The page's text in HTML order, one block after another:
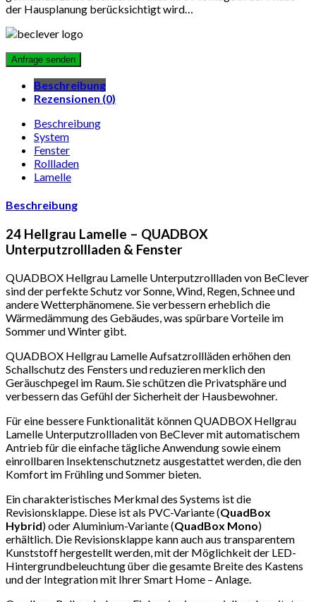
der Hausplanung berücksichtigt wird…
Beschreibung
Rezensionen (0)
Beschreibung
System
Fenster
Rollladen
Lamelle
Beschreibung
24 Hellgrau Lamelle – QUADBOX
Unterputzrollladen & Fenster
QUADBOX Hellgrau Lamelle Unterputzrollladen von BeClever
sind der perfekte Schutz vor Sonne, Wind, Regen, Schnee und
andere Wetterphänomene. Sie verbessern erheblich die
Wärmedämmung des Gebäudes, was spürbare Vorteile im
Sommer und Winter gibt.
QUADBOX Hellgrau Lamelle Aufsatzrollläden erhöhen den
Schallschutz des Fensters und reduzieren merklich den
Geräuschpegel im Raum. Sie schützen die Privatsphäre und
verbessern das Gefühl der Sicherheit der Hausbewohner.
Für eine bessere Funktionalität können QUADBOX Hellgrau
Lamelle Unterputzrollladen von BeClever mit automatischem
Antrieb für die einfache tägliche Anwendung sowie einem
einrollbaren Insektenschutznetz ausgestattet werden, die den
Komfort im Frühling und Sommer bieten.
Ein charakteristisches Merkmal des Systems ist die
Revisionsklappe. Diese ist als PVC-Variante (QuadBox
Hybrid) oder Aluminium-Variante (QuadBox Mono)
erhältlich. Die Revisionsklappe kann auch aus transparentem
Kunststoff hergestellt werden, mit der Möglichkeit der LED-
Hintergrundbeleuchtung über die gesamte Breite des Kastens
und der Integration mit Ihrer Smart Home – Anlage.